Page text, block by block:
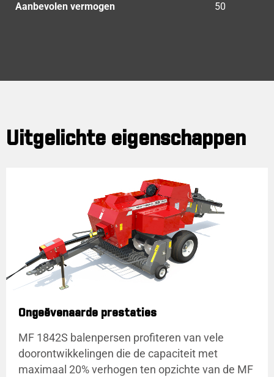
Aanbevolen vermogen 50
Uitgelichte eigenschappen
Ongeëvenaarde prestaties
MF 1842S balenpersen profiteren van vele
doorontwikkelingen die de capaciteit met
maximaal 20% verhogen ten opzichte van de MF